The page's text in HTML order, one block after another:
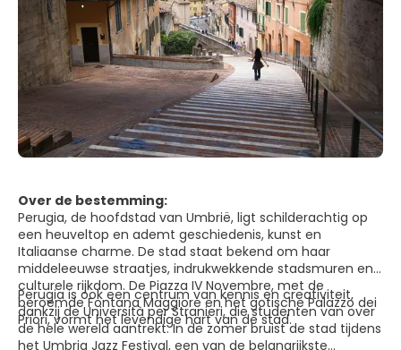
Over de bestemming:
Perugia, de hoofdstad van Umbrië, ligt schilderachtig op
een heuveltop en ademt geschiedenis, kunst en
Italiaanse charme. De stad staat bekend om haar
middeleeuwse straatjes, indrukwekkende stadsmuren en
culturele rijkdom. De Piazza IV Novembre, met de
beroemde Fontana Maggiore en het gotische Palazzo dei
Priori, vormt het levendige hart van de stad.
Perugia is ook een centrum van kennis en creativiteit,
dankzij de Università per Stranieri, die studenten van over
de hele wereld aantrekt. In de zomer bruist de stad tijdens
het Umbria Jazz Festival, een van de belangrijkste